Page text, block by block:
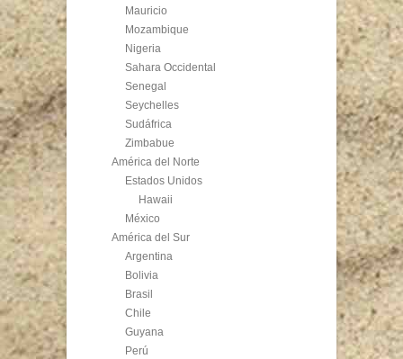
Mauricio
Mozambique
Nigeria
Sahara Occidental
Senegal
Seychelles
Sudáfrica
Zimbabue
América del Norte
Estados Unidos
Hawaii
México
América del Sur
Argentina
Bolivia
Brasil
Chile
Guyana
Perú